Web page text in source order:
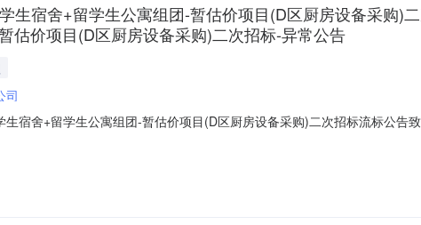
宿舍+留学生公寓组团-暂估价项目(D区厨房设备采购)二
价项目(D区厨房设备采购)二次招标-异常公告
司
宿舍+留学生公寓组团-暂估价项目(D区厨房设备采购)二次招标流标公告
在海南省海口市美兰区大英山西二街政务二期大楼（原省政府政务服务中